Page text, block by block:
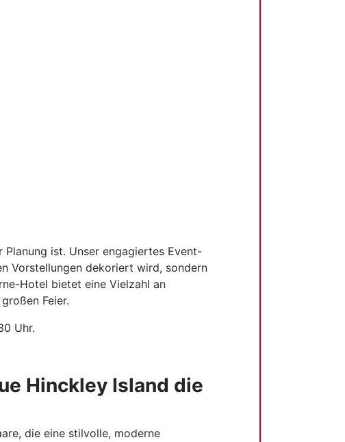
ist. Unser engagiertes Event-
Vorstellungen dekoriert wird, sondern
Hotel bietet eine Vielzahl an
Feier.
Uhr.
Hinckley Island die
die eine stilvolle, moderne